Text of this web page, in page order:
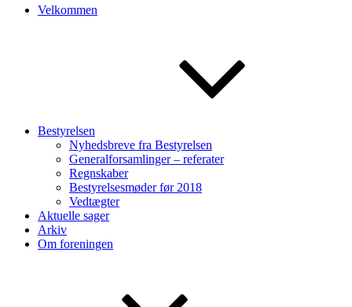
Velkommen
Bestyrelsen
Nyhedsbreve fra Bestyrelsen
Generalforsamlinger – referater
Regnskaber
Bestyrelsesmøder før 2018
Vedtægter
Aktuelle sager
Arkiv
Om foreningen